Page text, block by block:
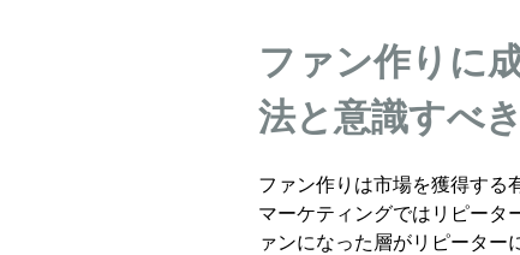
ファン作りに
法と意識すべ
ファン作りは市場を獲得する
マーケティングではリピータ
ァンになった層がリピーター